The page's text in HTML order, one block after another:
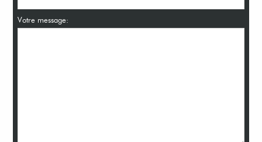
Votre message: